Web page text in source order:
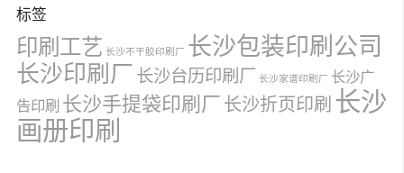
标签
印刷工艺 长沙不干胶印刷厂 长沙包装印刷公司
长沙印刷厂 长沙台历印刷厂 长沙家谱印刷厂 长沙广
告印刷 长沙手提袋印刷厂 长沙折页印刷 长沙
画册印刷